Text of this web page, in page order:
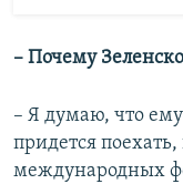
– Почему
– Я думаю, что
придется
международных